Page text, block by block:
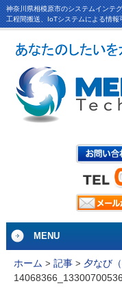
神奈川県相模原市のシステムインテ
工程間搬送、IoTシステムによる情
MENU
ホーム > 記事> 夕なび